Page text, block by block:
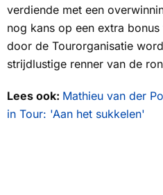
verdiende met een
nog kans op een extra
door de Tourorganisatie
strijdlustige renner van de
Lees ook: Mathieu van der
in Tour: 'Aan het sukkelen'